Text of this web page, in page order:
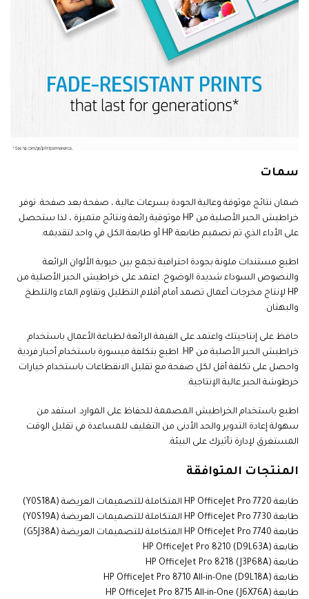
سمات
ضمان نتائج موثوقة وعالية الجودة بسرعات عالية ، صفحة بعد صفحة. توفر
خراطيش الحبر الأصلية من HP موثوقية رائعة ونتائج متميزة ، لذا ستحصل
على الأداء الذي تم تصميم طابعة HP أو طابعة الكل في واحد لتقديمه
.
اطبع مستندات ملونة بجودة احترافية تجمع بين حيوية الألوان الرائعة
والنصوص السوداء شديدة الوضوح. اعتمد على خراطيش الحبر الأصلية من
HP لإنتاج مخرجات أعمال تصمد أمام أقلام التظليل وتقاوم الماء والتلطخ
والبهتان.
حافظ على إنتاجيتك واعتمد على القيمة الرائعة لطباعة الأعمال باستخدام
خراطيش الحبر الأصلية من HP. اطبع بتكلفة ميسورة باستخدام أحبار فردية
واحصل على تكلفة أقل لكل صفحة مع تقليل الانقطاعات باستخدام خيارات
خرطوشة الحبر عالية الإنتاجية.
اطبع باستخدام الخراطيش المصممة للحفاظ على الموارد. استفد من
سهولة إعادة التدوير والحد الأدنى من التغليف للمساعدة في تقليل الوقت
المستغرق لإدارة تأثيرك على البيئة.
المنتجات المتوافقة
طابعة HP OfficeJet Pro 7720 المتكاملة للتصميمات العريضة (Y0S18A)
طابعة HP OfficeJet Pro 7730 المتكاملة للتصميمات العريضة (Y0S19A)
طابعة HP OfficeJet Pro 7740 المتكاملة للتصميمات العريضة (G5J38A)
طابعة HP OfficeJet Pro 8210 (D9L63A)
طابعة HP OfficeJet Pro 8218 (J3P68A)
طابعة HP OfficeJet Pro 8710 All-in-One (D9L18A)
طابعة HP OfficeJet Pro 8715 All-in-One (J6X76A)